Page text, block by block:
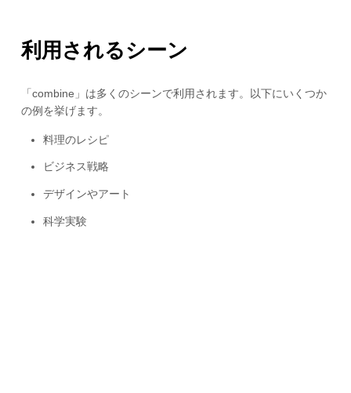
利用されるシーン
「combine」は多くのシーンで利用されます。以下にいくつか
の例を挙げます。
料理のレシピ
ビジネス戦略
デザインやアート
科学実験